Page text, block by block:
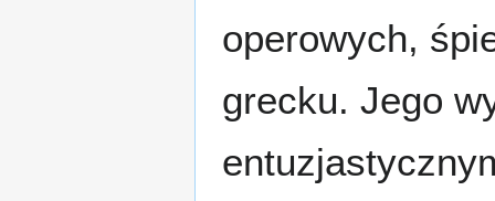
operowych,
grecku. Jego